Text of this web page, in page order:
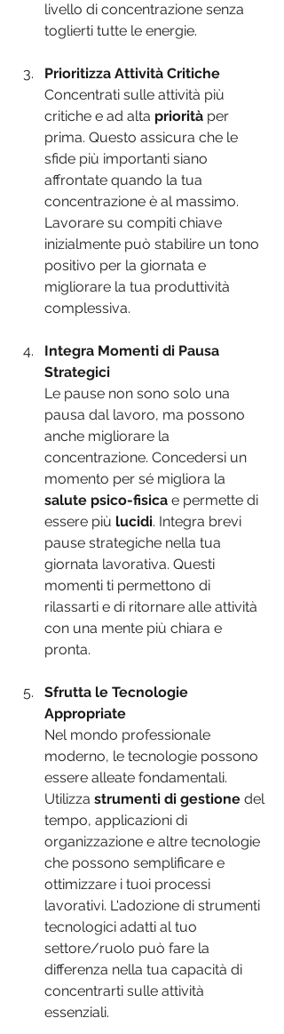
livello di concentrazione senza
toglierti tutte le energie.
Prioritizza Attività Critiche
Concentrati sulle attività più
critiche e ad alta priorità per
prima. Questo assicura che le
sfide più importanti siano
affrontate quando la tua
concentrazione è al massimo.
Lavorare su compiti chiave
inizialmente può stabilire un tono
positivo per la giornata e
migliorare la tua produttività
complessiva.
Integra Momenti di Pausa
Strategici
Le pause non sono solo una
pausa dal lavoro, ma possono
anche migliorare la
concentrazione. Concedersi un
momento per sé migliora la
salute psico-fisica e permette di
essere più lucidi. Integra brevi
pause strategiche nella tua
giornata lavorativa. Questi
momenti ti permettono di
rilassarti e di ritornare alle attività
con una mente più chiara e
pronta.
Sfrutta le Tecnologie
Appropriate
Nel mondo professionale
moderno, le tecnologie possono
essere alleate fondamentali.
Utilizza strumenti di gestione del
tempo, applicazioni di
organizzazione e altre tecnologie
che possono semplificare e
ottimizzare i tuoi processi
lavorativi. L'adozione di strumenti
tecnologici adatti al tuo
settore/ruolo può fare la
differenza nella tua capacità di
concentrarti sulle attività
essenziali.